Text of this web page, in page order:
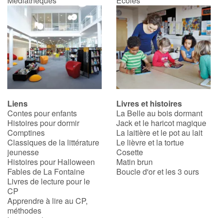
Catalogue anglais
Contraste +
Aide
Accueil
Famille
Écoles
Médiathèques
Vidéos & Tutoriaux
Liens
Contes pour enfants
Histoires pour dormir
Comptines
Classiques de la littérature
jeunesse
Histoires pour Halloween
Fables de La Fontaine
Livres de lecture pour le
CP
Apprendre à lire au CP,
méthodes
Livres et histoires
La Belle au bois dormant
Jack et le haricot magique
La laitière et le pot au lait
Le lièvre et la tortue
Cosette
Matin brun
Boucle d'or et les 3 ours